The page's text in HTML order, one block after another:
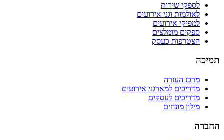
לספקי שירות
לאולמות וגני אירועים
למפיקי אירועים
ספקים מומלצים
הצטרפות כעסק
תמיכה
מרכז העזרה
מדריכים למארגני אירועים
מדריכים לעסקים
מילון מונחים
החברה